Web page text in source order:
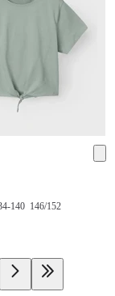
140 146/152